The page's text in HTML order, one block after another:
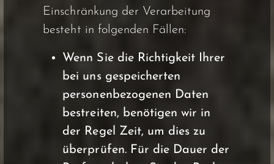
Einschränkung der Verarbeitung
besteht in folgenden Fällen:
Wenn Sie die Richtigkeit Ihrer
bei uns gespeicherten
personenbezogenen Daten
bestreiten, benötigen wir in
der Regel Zeit, um dies zu
überprüfen. Für die Dauer der